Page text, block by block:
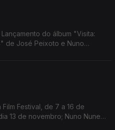
do álbum "Visita:
de José Peixoto e Nuno
Festival, de 7 a 16 de
13 de novembro; Nuno Nunes: